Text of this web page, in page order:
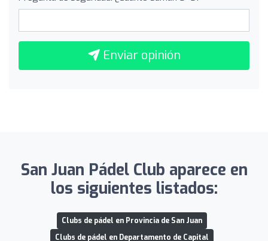
Enviar opinión
San Juan Pádel Club aparece en
los siguientes listados:
Clubs de pádel en Provincia de San Juan
Clubs de pádel en Departamento de Capital